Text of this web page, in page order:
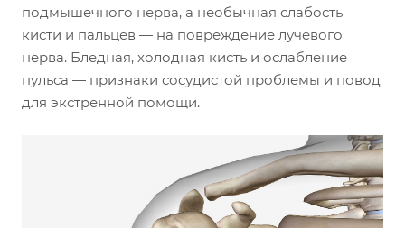
подмышечного нерва, а необычная слабость
кисти и пальцев — на повреждение лучевого
нерва. Бледная, холодная кисть и ослабление
пульса — признаки сосудистой проблемы и повод
для экстренной помощи.